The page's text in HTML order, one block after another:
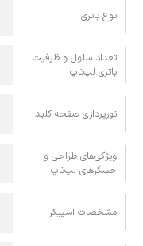
نوع باتری
تعداد سلول و ظرفیت
باتری لپ‌تاپ
نورپردازی صفحه کلید
ویژگی‌های طراحی و
حسگرهای لپ‌تاپ
مشخصات اسپیکر